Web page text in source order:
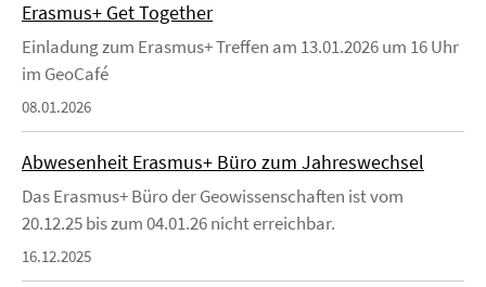
Erasmus+ Get Together
Einladung zum Erasmus+ Treffen am 13.01.2026 um 16 Uhr
im GeoCafé
08.01.2026
Abwesenheit Erasmus+ Büro zum Jahreswechsel
Das Erasmus+ Büro der Geowissenschaften ist vom
20.12.25 bis zum 04.01.26 nicht erreichbar.
16.12.2025